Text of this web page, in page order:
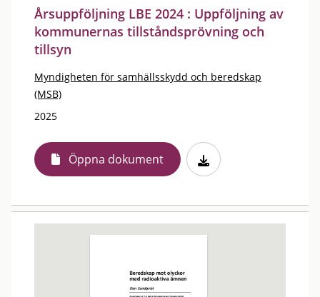
Årsuppföljning LBE 2024 : Uppföljning av
kommunernas tillståndsprövning och
tillsyn
Myndigheten för samhällsskydd och beredskap
(MSB)
2025
Öppna dokument